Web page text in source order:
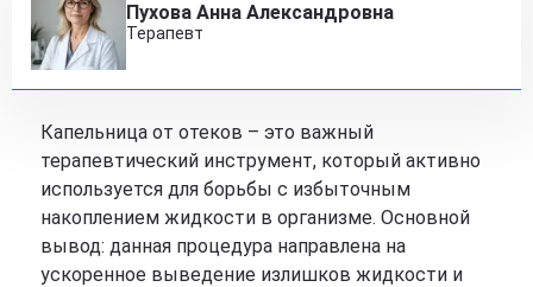
Пухова Анна Александровна
Терапевт
Капельница от отеков – это важный
терапевтический инструмент, который активно
используется для борьбы с избыточным
накоплением жидкости в организме. Основной
вывод: данная процедура направлена на
ускоренное выведение излишков жидкости и